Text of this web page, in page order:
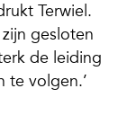
Terwiel.
gesloten
de leiding
te volgen.’